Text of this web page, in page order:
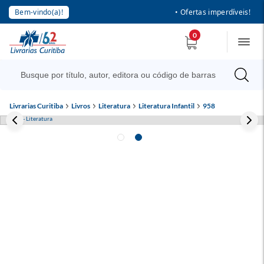
Bem-vindo(a)! • Ofertas imperdíveis!
0
Livrarias Curitiba Livros Literatura Literatura Infantil 958